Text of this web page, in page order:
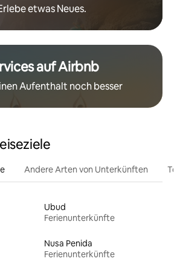
etwas Neues.
auf Airbnb
Aufenthalt noch besser
Andere Arten von Unterkünften
Ubud
Ferienunterkünfte
Nusa Penida
Ferienunterkünfte